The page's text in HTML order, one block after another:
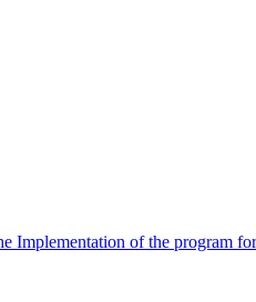
Implementation of the program